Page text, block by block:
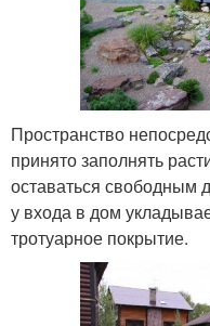
Пространство
принято заполнять
оставаться свободным
у входа в дом
тротуарное покрытие.